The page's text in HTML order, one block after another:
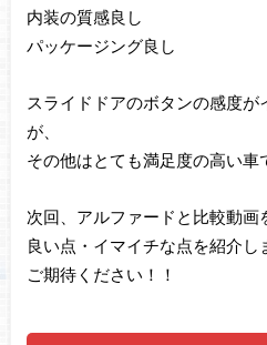
内装の質感良し
パッケージング良し
スライドドアのボタンの感度
が、
その他はとても満足度の高い車
次回、アルファードと比較動画
良い点・イマイチな点を紹介し
ご期待ください！！